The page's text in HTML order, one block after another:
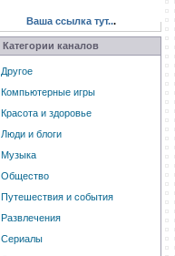
Ваша ссылка тут...
Категории каналов
Другое
Компьютерные игры
Красота и здоровье
Люди и блоги
Музыка
Общество
Путешествия и события
Развлечения
Сериалы